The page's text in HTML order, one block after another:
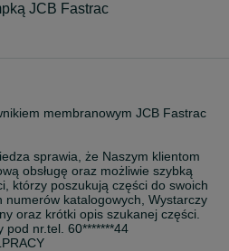
JCB Fastrac
membranowym JCB Fastrac
sprawia, że Naszym klientom
obsługę oraz możliwie szybką
którzy poszukują części do swoich
numerów katalogowych, Wystarczy
oraz krótki opis szukanej części.
pod nr.tel. 60*******44